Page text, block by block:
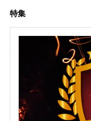
特集